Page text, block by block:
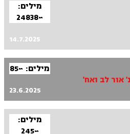
מילים:
~24838
14.7.2025
מילים: ~85
23.6.2025
מילים:
~245